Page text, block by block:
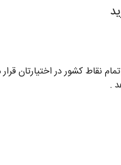
نقاط کشور در اختیارتان
.